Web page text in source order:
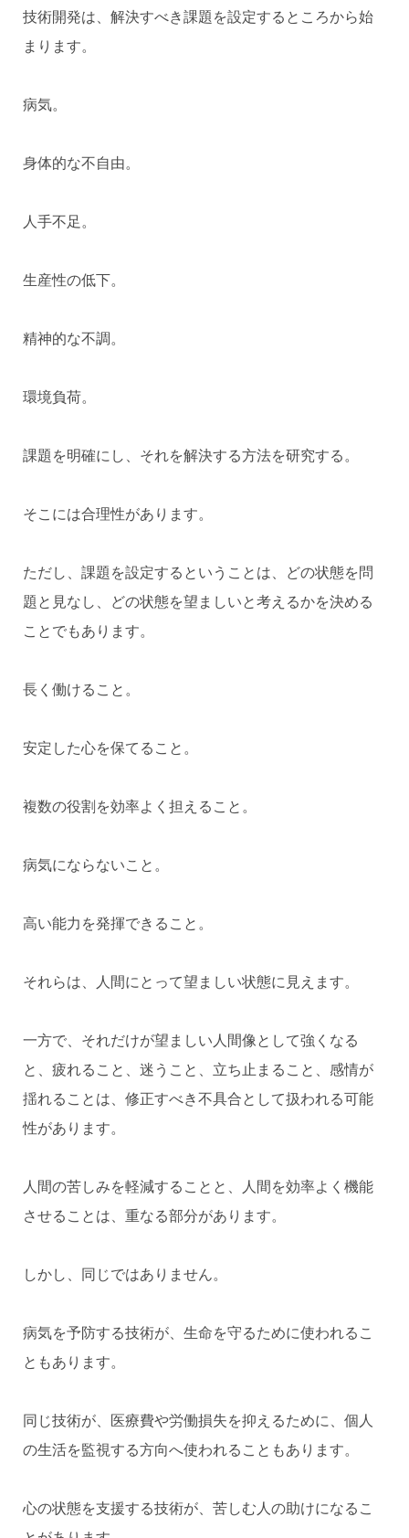
技術開発は、解決すべき課題を設定するところから始
まります。
病気。
身体的な不自由。
人手不足。
生産性の低下。
精神的な不調。
環境負荷。
課題を明確にし、それを解決する方法を研究する。
そこには合理性があります。
ただし、課題を設定するということは、どの状態を問
題と見なし、どの状態を望ましいと考えるかを決める
ことでもあります。
長く働けること。
安定した心を保てること。
複数の役割を効率よく担えること。
病気にならないこと。
高い能力を発揮できること。
それらは、人間にとって望ましい状態に見えます。
一方で、それだけが望ましい人間像として強くなる
と、疲れること、迷うこと、立ち止まること、感情が
揺れることは、修正すべき不具合として扱われる可能
性があります。
人間の苦しみを軽減することと、人間を効率よく機能
させることは、重なる部分があります。
しかし、同じではありません。
病気を予防する技術が、生命を守るために使われるこ
ともあります。
同じ技術が、医療費や労働損失を抑えるために、個人
の生活を監視する方向へ使われることもあります。
心の状態を支援する技術が、苦しむ人の助けになるこ